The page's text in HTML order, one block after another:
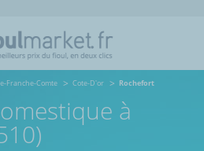
Franche-Comte Cote-D'or Rochefort
à